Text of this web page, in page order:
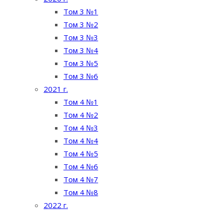
Том 3 №1
Том 3 №2
Том 3 №3
Том 3 №4
Том 3 №5
Том 3 №6
2021 г.
Том 4 №1
Том 4 №2
Том 4 №3
Том 4 №4
Том 4 №5
Том 4 №6
Том 4 №7
Том 4 №8
2022 г.